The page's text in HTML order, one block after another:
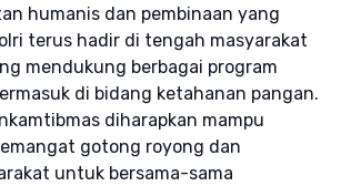
humanis dan pembinaan yang
terus hadir di tengah masyarakat
mendukung berbagai program
di bidang ketahanan pangan.
diharapkan mampu
gotong royong dan
untuk bersama-sama